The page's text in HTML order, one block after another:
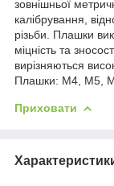
зовнішньої
калібрування,
різьби. Плашки
міцність та
вирізняються
Плашки: М4, М5,
Приховати